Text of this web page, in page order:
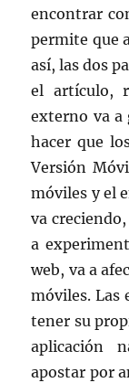
encontrar
permite que
así, las dos
el artículo,
externo va a
hacer que
Versión
móviles y el
va
a
web, va a
móviles. Las
tener su
aplicación
apostar por